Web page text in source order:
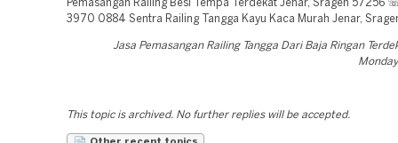
Pemasangan Railing Besi Tempa Terdekat Jenar, Sragen 57256
3970 0884 Sentra Railing Tangga Kayu Kaca Murah Jenar,
Jasa Pemasangan Railing Tangga Dari Baja Ringan
This topic is archived. No further replies will be accepted.